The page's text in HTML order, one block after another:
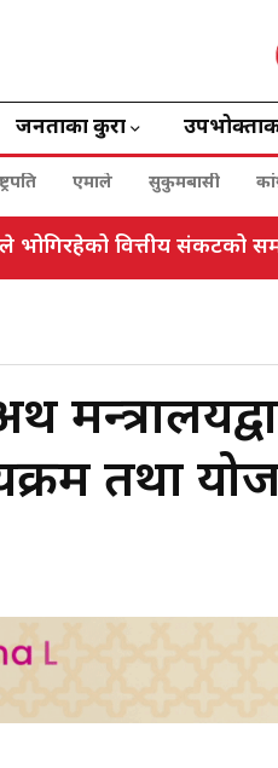
जनताका कुरा
एमाले सुकुमबासी
भोगिरहेको वित्तीय संकटको
तथा